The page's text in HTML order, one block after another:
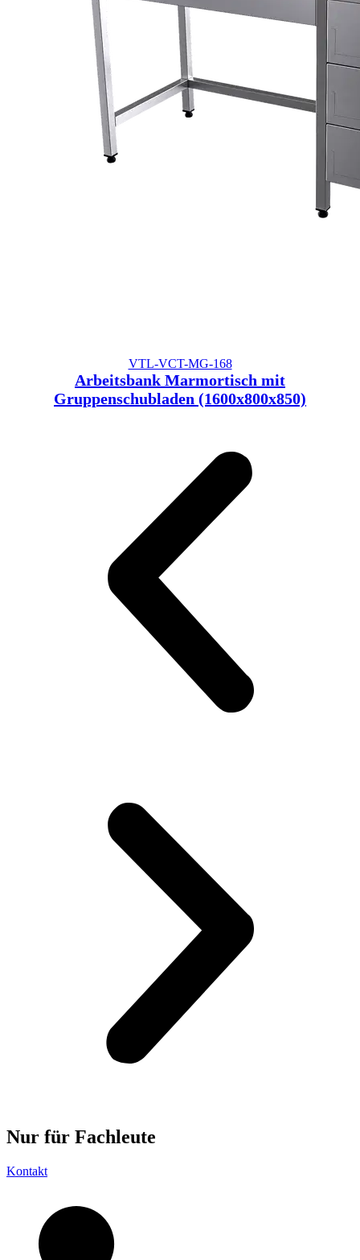
VTL-VCT-MG-168
Arbeitsbank Marmortisch mit
Gruppenschubladen (1600x800x850)
Nur für Fachleute
Kontakt